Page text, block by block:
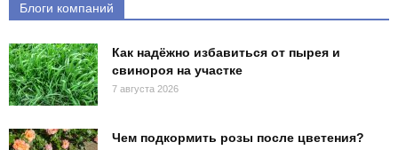
Блоги компаний
Как надёжно избавиться от пырея и
свинороя на участке
7 августа 2026
Чем подкормить розы после цветения?